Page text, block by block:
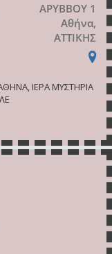
ΑΡΥΒΒΟΥ 1
Αθήνα,
ΑΤΤΙΚΗΣ
ΙΕΡΑ ΜΥΣΤΗΡΙΑ